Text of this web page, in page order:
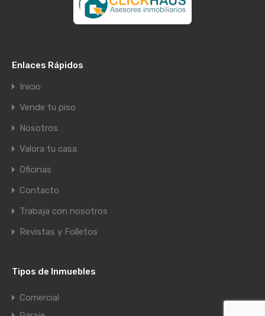
Enlaces Rápidos
Inicio
Vende tu piso
Nosotros
Valora tu casa
Oficinas
Contacto
Trabaja con nosotros
Revistas y Folletos
Tipos de Inmuebles
Comercial